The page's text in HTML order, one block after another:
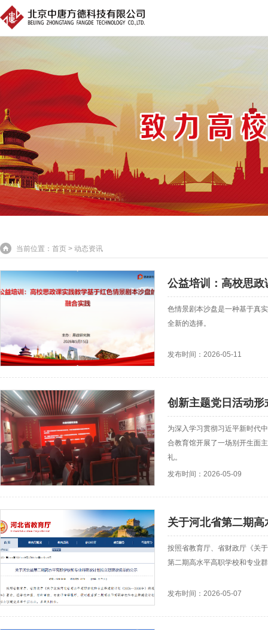
当前位置： 首页 > 动态资讯
公益培训：高校思
色情景剧本沙盘是一种基于真
全新的选择。
发布时间：2026-05-11
为深入学习贯彻习近平新时代
合教育馆开展了一场别开生面
礼。
发布时间：2026-05-09
关于河北省第二期
按照省教育厅、省财政厅《关
第二期高水平高职学校和专业
发布时间：2026-05-07